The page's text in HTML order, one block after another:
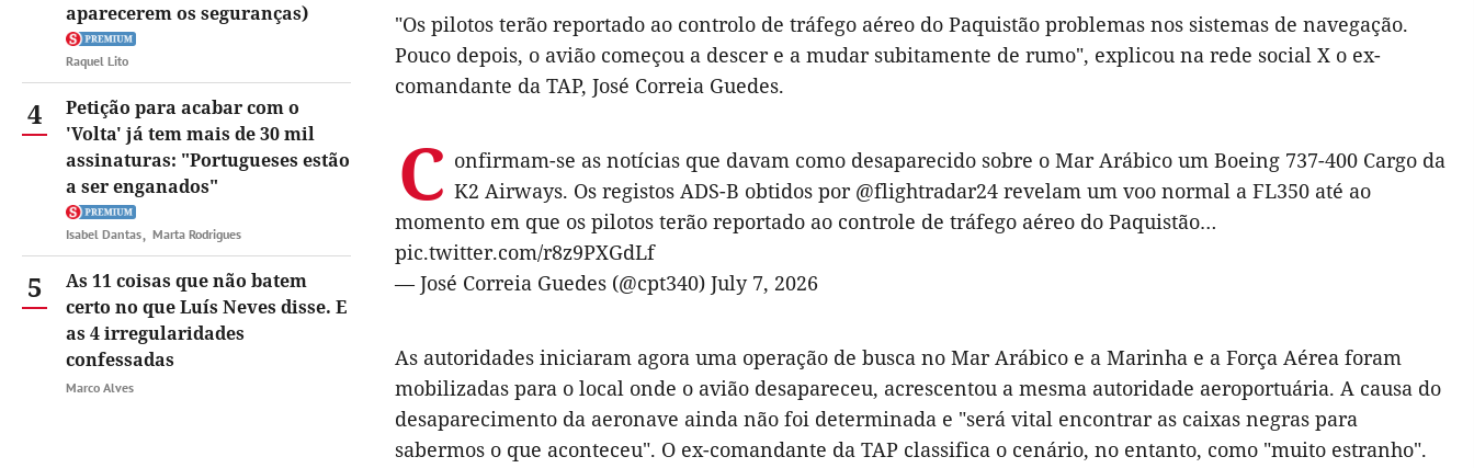
aparecerem os seguranças)
Raquel Lito
4
Petição para acabar com o
'Volta' já tem mais de 30 mil
assinaturas: "Portugueses estão
a ser enganados"
Isabel Dantas Marta Rodrigues
5
As 11 coisas que não batem
certo no que Luís Neves disse. E
as 4 irregularidades
confessadas
Marco Alves
"Os pilotos terão reportado ao controlo de tráfego aéreo do Paquistão problemas nos sistemas de navegação.
Pouco depois, o avião começou a descer e a mudar subitamente de rumo", explicou na rede social X o ex-
comandante da TAP, José Correia Guedes.
C onfirmam-se as notícias que davam como desaparecido sobre o Mar Arábico um Boeing 737-400 Cargo da
K2 Airways. Os registos ADS-B obtidos por @flightradar24 revelam um voo normal a FL350 até ao
momento em que os pilotos terão reportado ao controle de tráfego aéreo do Paquistão…
pic.twitter.com/r8z9PXGdLf
— José Correia Guedes (@cpt340) July 7, 2026
As autoridades iniciaram agora uma operação de busca no Mar Arábico e a Marinha e a Força Aérea foram
mobilizadas para o local onde o avião desapareceu, acrescentou a mesma autoridade aeroportuária. A causa do
desaparecimento da aeronave ainda não foi determinada e "será vital encontrar as caixas negras para
sabermos o que aconteceu". O ex-comandante da TAP classifica o cenário, no entanto, como "muito estranho".